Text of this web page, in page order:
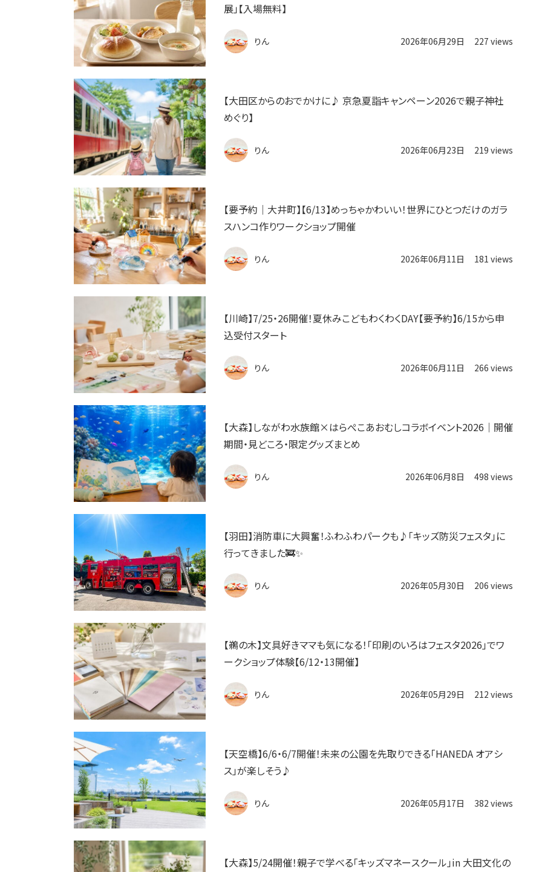
展」【入場無料】
りん 2026年06月29日 227 views
【大田区からのおでかけに♪ 京急夏詣キャンペーン2026で親子神社
めぐり】
りん 2026年06月23日 219 views
【要予約｜大井町】【6/13】めっちゃかわいい！世界にひとつだけのガラ
スハンコ作りワークショップ開催
りん 2026年06月11日 181 views
【川崎】7/25・26開催！夏休みこどもわくわくDAY【要予約】6/15から申
込受付スタート
りん 2026年06月11日 266 views
【大森】しながわ水族館×はらぺこあおむしコラボイベント2026｜開催
期間・見どころ・限定グッズまとめ
りん 2026年06月8日 498 views
【羽田】消防車に大興奮！ふわふわパークも♪「キッズ防災フェスタ」に
行ってきました🚒✨
りん 2026年05月30日 206 views
【鵜の木】文具好きママも気になる！「印刷のいろはフェスタ2026」でワ
ークショップ体験【6/12・13開催】
りん 2026年05月29日 212 views
【天空橋】6/6・6/7開催！未来の公園を先取りできる「HANEDA オアシ
ス」が楽しそう♪
りん 2026年05月17日 382 views
【大森】5/24開催！親子で学べる「キッズマネースクール」in 大田文化の